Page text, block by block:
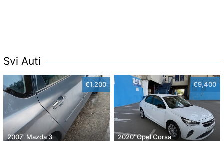
Svi Auti
€1,200
2007' Mazda 3
€9,400
2020' Opel Corsa